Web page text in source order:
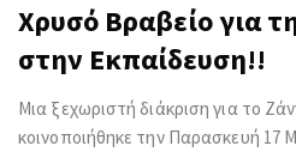
Χρυσό Βραβείο για
στην Εκπαίδευση!!
Μια ξεχωριστή διάκριση για το
κοινοποιήθηκε την Παρασκευή 17